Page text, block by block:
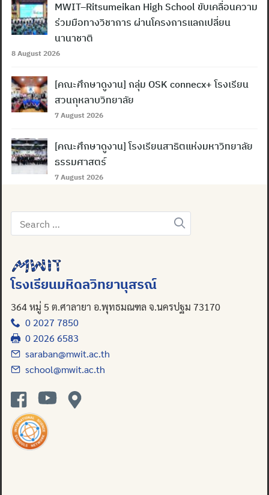
MWIT–Ritsumeikan High School ขับเคลื่อนความ
ร่วมมือทางวิชาการ ผ่านโครงการแลกเปลี่ยน
นานาชาติ
8 August 2026
[คณะศึกษาดูงาน] กลุ่ม OSK connecx+ โรงเรียน
สวนกุหลาบวิทยาลัย
7 August 2026
[คณะศึกษาดูงาน] โรงเรียนสาธิตแห่งมหาวิทยาลัย
ธรรมศาสตร์
7 August 2026
Search
for:
โรงเรียนมหิดลวิทยานุสรณ์
364 หมู่ 5 ต.ศาลายา อ.พุทธมณฑล จ.นครปฐม 73170
0 2027 7850
0 2026 6583
saraban@mwit.ac.th
school@mwit.ac.th